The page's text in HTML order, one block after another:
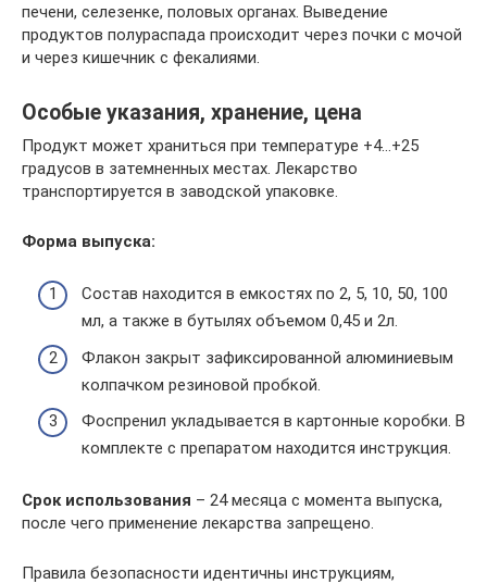
печени, селезенке, половых органах. Выведение
продуктов полураспада происходит через почки с мочой
и через кишечник с фекалиями.
Особые указания, хранение, цена
Продукт может храниться при температуре +4…+25
градусов в затемненных местах. Лекарство
транспортируется в заводской упаковке.
Форма выпуска:
Состав находится в емкостях по 2, 5, 10, 50, 100
мл, а также в бутылях объемом 0,45 и 2л.
Флакон закрыт зафиксированной алюминиевым
колпачком резиновой пробкой.
Фоспренил укладывается в картонные коробки. В
комплекте с препаратом находится инструкция.
Срок использования – 24 месяца с момента выпуска,
после чего применение лекарства запрещено.
Правила безопасности идентичны инструкциям,